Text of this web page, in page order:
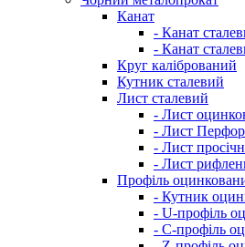
Канат
- Канат
- Канат
Круг калібрований
Кутник сталевий
Лист сталевий
- Лист
- Лист
- Лист
- Лист
Профіль
- Кутник
- U-профіль
- С-профіль